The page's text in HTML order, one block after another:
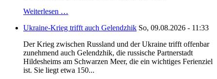
Weiterlesen …
Ukraine-Krieg trifft auch Gelendzhik So, 09.08.2026 - 11:33
Der Krieg zwischen Russland und der Ukraine trifft offenbar
zunehmend auch Gelendzhik, die russische Partnerstadt
Hildesheims am Schwarzen Meer, die ein wichtiges Ferienziel
ist. Sie liegt etwa 150...